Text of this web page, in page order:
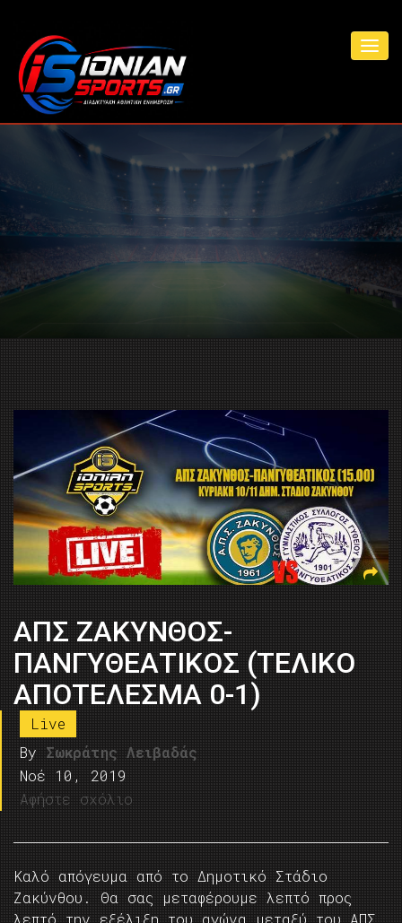
ΑΠΣ ΖΑΚΥΝΘΟΣ-
ΠΑΝΓΥΘΕΑΤΙΚΟΣ (ΤΕΛΙΚΟ
ΑΠΟΤΕΛΕΣΜΑ 0-1)
Live
By Σωκράτης Λειβαδάς
Νοέ 10, 2019
Αφήστε σχόλιο
Καλό απόγευμα από το Δημοτικό Στάδιο
Ζακύνθου. Θα σας μεταφέρουμε λεπτό προς
λεπτό την εξέλιξη του αγώνα μεταξύ του ΑΠΣ